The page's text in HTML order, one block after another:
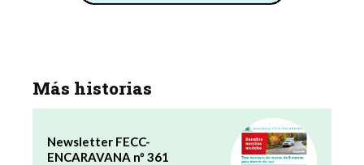
Más historias
Newsletter FECC-
ENCARAVANA nº 361